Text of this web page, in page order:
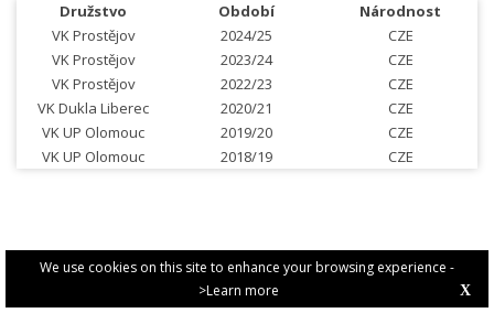
We use cookies on this site to enhance your browsing experience -
>Learn more
X
Družstvo Období
Národnost
VK Prostějov
2024/25
CZE
VK Prostějov
2023/24
CZE
VK Prostějov
2022/23
CZE
VK Dukla Liberec
2020/21
CZE
VK UP Olomouc
2019/20
CZE
VK UP Olomouc
2018/19 CZE